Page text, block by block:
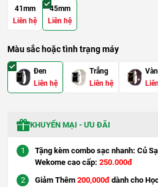
41mm
Liên hệ
45mm
Liên hệ
Màu sắc hoặc tình trạng máy
Đen
Liên hệ
Trắng
Liên hệ
KHUYẾN MẠI - ƯU ĐÃI
Tặng kèm combo sạc nhanh: Củ
Wekome cao cấp: 250.000đ
Giảm Thêm 200,000đ dành cho